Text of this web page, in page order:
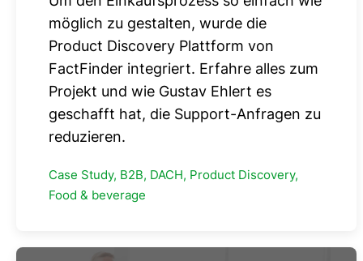
möglich zu gestalten, wurde die
Product Discovery Plattform von
FactFinder integriert. Erfahre alles zum
Projekt und wie Gustav Ehlert es
geschafft hat, die Support-Anfragen zu
reduzieren.
Case Study, B2B, DACH, Product Discovery,
Food & beverage